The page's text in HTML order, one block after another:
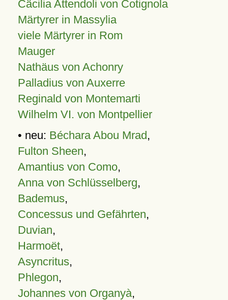
Cäcilia Attendoli von Cotignola
Märtyrer in Massylia
viele Märtyrer in Rom
Mauger
Nathäus von Achonry
Palladius von Auxerre
Reginald von Montemarti
Wilhelm VI. von Montpellier
• neu: Béchara Abou Mrad,
Fulton Sheen,
Amantius von Como,
Anna von Schlüsselberg,
Bademus,
Concessus und Gefährten,
Duvian,
Harmoët,
Asyncritus,
Phlegon,
Johannes von Organyà,